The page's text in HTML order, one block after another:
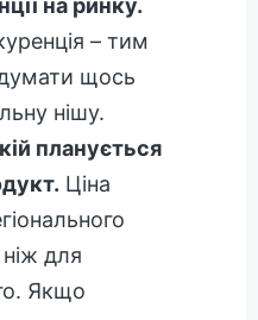
на ринку.
– тим
щось
нішу.
планується
Ціна
для
Якщо